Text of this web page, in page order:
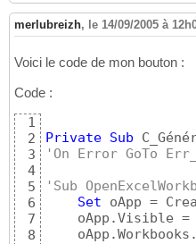
merlubreizh, le 14/09/2005 à
Voici le code de mon bouton :
Code :
1
2
3
4
5
6
7
8
Private Sub
'On Error GoTo
'Sub
Set oApp =
    oApp.Visible =